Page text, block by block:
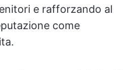
e rafforzando al
come